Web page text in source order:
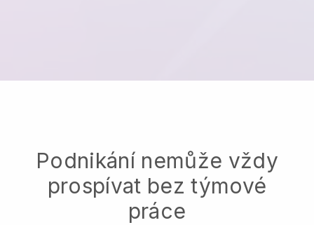
Podnikání nemůže vždy
prospívat bez týmové
práce